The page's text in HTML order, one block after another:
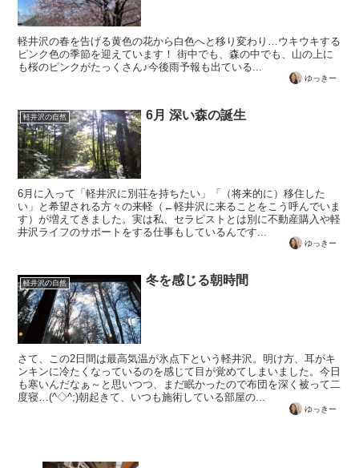
軽井沢の春を告げる黄色の花から白色へと移り変わり…ウキウキする
ピンク色の季節を迎えています！ 街中でも、森の中でも、山の上に
も桜のピンクがたっくさん♪今後雨予報も出ている...
ゆっきー
軽井沢の自然 6月 深い森の誕生
6月に入って「軽井沢に別荘を持ちたい」「（将来的に）移住した
い」と希望される方々の来軽（←軽井沢に来ることをこう呼んでいま
す）が増えてきました。実は私、セラピストとは別に不動産購入や軽
井沢ライフのサポートをする仕事もしているんです...
ゆっきー
軽井沢の自然 冬を感じる朝時間
さて、この2日間は最高気温が氷点下という軽井沢。明け方、耳がキ
ンキンに冷たくなっているのを感じて目が覚めてしまいました。今日
も寒いんだなぁ～と思いつつ、まだ眠かったので布団を深く被って二
度寝…(^◇^;)朝起きて、いつも施術している部屋の...
ゆっきー